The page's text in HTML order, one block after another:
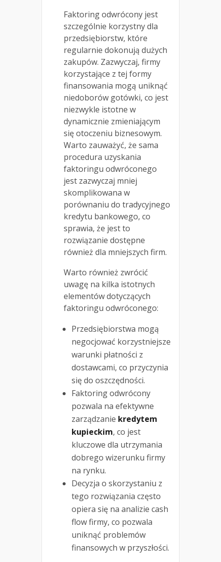
Faktoring odwrócony jest
szczególnie korzystny dla
przedsiębiorstw, które
regularnie dokonują dużych
zakupów. Zazwyczaj, firmy
korzystające z tej formy
finansowania mogą uniknąć
niedoborów gotówki, co jest
niezwykle istotne w
dynamicznie zmieniającym
się otoczeniu biznesowym.
Warto zauważyć, że sama
procedura uzyskania
faktoringu odwróconego
jest zazwyczaj mniej
skomplikowana w
porównaniu do tradycyjnego
kredytu bankowego, co
sprawia, że jest to
rozwiązanie dostępne
również dla mniejszych firm.
Warto również zwrócić
uwagę na kilka istotnych
elementów dotyczących
faktoringu odwróconego:
Przedsiębiorstwa mogą
negocjować korzystniejsze
warunki płatności z
dostawcami, co przyczynia
się do oszczędności.
Faktoring odwrócony
pozwala na efektywne
zarządzanie kredytem
kupieckim, co jest
kluczowe dla utrzymania
dobrego wizerunku firmy
na rynku.
Decyzja o skorzystaniu z
tego rozwiązania często
opiera się na analizie cash
flow firmy, co pozwala
uniknąć problemów
finansowych w przyszłości.